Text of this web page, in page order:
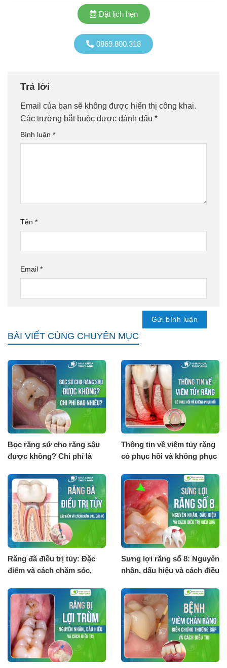
0869.800.318
Đặt lịch hẹn
Trả lời
Email của bạn sẽ không được hiển thị công khai.
Các trường bắt buộc được đánh dấu *
Bình luận *
Tên *
Email *
BÀI VIẾT CÙNG CHUYÊN MỤC
Bọc răng sứ cho răng sâu
được không? Chi phí là
Thông tin về viêm tủy răng
có phục hồi và không phục
Răng đã điều trị tủy: Đặc
điểm và cách chăm sóc,
Sưng lợi răng số 8: Nguyên
nhân, dấu hiệu và cách điều